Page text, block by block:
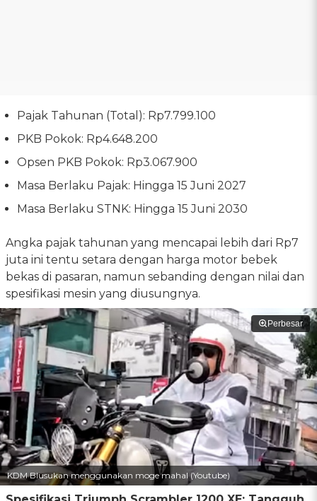
Pajak Tahunan (Total): Rp7.799.100
PKB Pokok: Rp4.648.200
Opsen PKB Pokok: Rp3.067.900
Masa Berlaku Pajak: Hingga 15 Juni 2027
Masa Berlaku STNK: Hingga 15 Juni 2030
Angka pajak tahunan yang mencapai lebih dari Rp7
juta ini tentu setara dengan harga motor bebek
bekas di pasaran, namun sebanding dengan nilai dan
spesifikasi mesin yang diusungnya.
Perbesar
KDM Blusukan menggunakan moge mahal (Youtube)